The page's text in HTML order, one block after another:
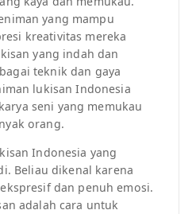
yang mampu
kreativitas mereka
yang indah dan
teknik dan gaya
lukisan Indonesia
seni yang memukau
orang.
Indonesia yang
Beliau dikenal karena
dan penuh emosi.
adalah cara untuk